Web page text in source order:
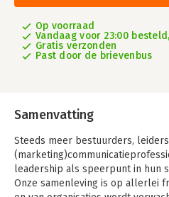
Op voorraad
Vandaag voor 23:00
Gratis verzonden
Past door de brievenbus
Samenvatting
Steeds meer bestuurders,
leadership als speerpunt in hun
Onze samenleving is op allerlei